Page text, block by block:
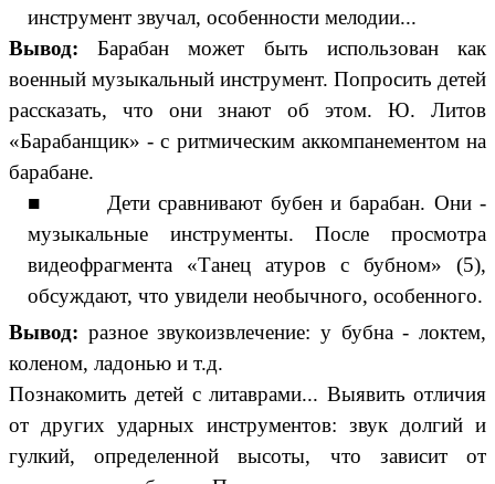
инструмент звучал, особенности мелодии...
Вывод: Барабан может быть использован как
военный музыкальный инструмент. Попросить детей
рассказать, что они знают об этом. Ю. Литов
«Барабанщик» - с ритмическим аккомпанементом на
барабане.
■ Дети сравнивают бубен и барабан. Они -
музыкальные инструменты. После просмотра
видеофрагмента «Танец атуров с бубном» (5),
обсуждают, что увидели необычного, особенного.
Вывод: разное звукоизвлечение: у бубна - локтем,
коленом, ладонью и т.д.
Познакомить детей с литаврами... Выявить отличия
от других ударных инструментов: звук долгий и
гулкий, определенной высоты, что зависит от